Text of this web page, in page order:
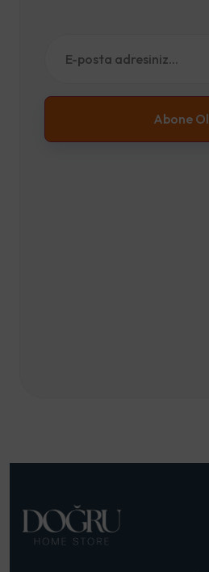
Abone Ol